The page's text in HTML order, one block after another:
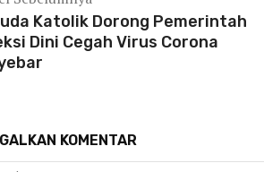
Katolik Dorong Pemerintah
Dini Cegah Virus Corona
KOMENTAR